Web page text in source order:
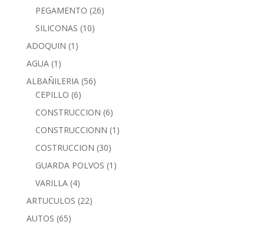
PEGAMENTO (26)
SILICONAS (10)
ADOQUIN (1)
AGUA (1)
ALBAÑILERIA (56)
CEPILLO (6)
CONSTRUCCION (6)
CONSTRUCCIONN (1)
COSTRUCCION (30)
GUARDA POLVOS (1)
VARILLA (4)
ARTUCULOS (22)
AUTOS (65)